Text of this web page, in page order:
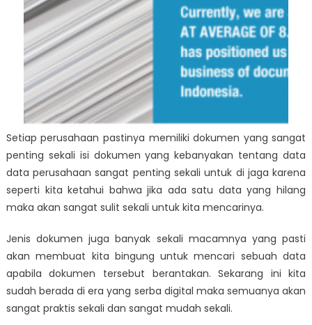
Setiap perusahaan pastinya memiliki dokumen yang sangat
penting sekali isi dokumen yang kebanyakan tentang data
data perusahaan sangat penting sekali untuk di jaga karena
seperti kita ketahui bahwa jika ada satu data yang hilang
maka akan sangat sulit sekali untuk kita mencarinya.
Jenis dokumen juga banyak sekali macamnya yang pasti
akan membuat kita bingung untuk mencari sebuah data
apabila dokumen tersebut berantakan. Sekarang ini kita
sudah berada di era yang serba digital maka semuanya akan
sangat praktis sekali dan sangat mudah sekali.